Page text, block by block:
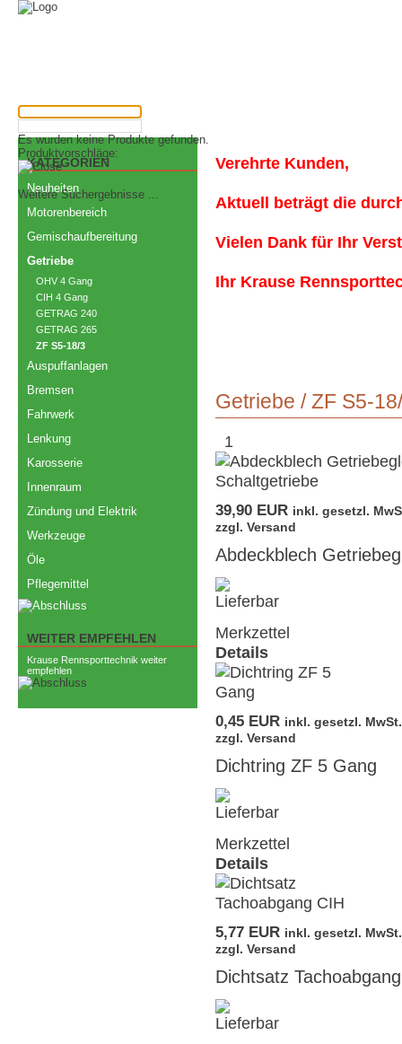
Es wurden keine Produkte gefunden.
Produktvorschläge:
Weitere Suchergebnisse ...
KATEGORIEN
Neuheiten
Motorenbereich
Gemischaufbereitung
Getriebe
OHV 4 Gang
CIH 4 Gang
GETRAG 240
GETRAG 265
ZF S5-18/3
Auspuffanlagen
Bremsen
Fahrwerk
Lenkung
Karosserie
Innenraum
Zündung und Elektrik
Werkzeuge
Öle
Pflegemittel
WEITER EMPFEHLEN
Krause Rennsporttechnik weiter
empfehlen
Verehrte Kunden,
Aktuell beträgt die
Vielen Dank für Ihr
Ihr Krause
Getriebe / ZF S5-
1
39,90 EUR inkl. gesetzl.
zzgl. Versand
Abdeckblech
Merkzettel
Details
0,45 EUR inkl. gesetzl. MwSt.
zzgl. Versand
Dichtring ZF 5 Gang
Merkzettel
Details
5,77 EUR inkl. gesetzl. MwSt.
zzgl. Versand
Dichtsatz